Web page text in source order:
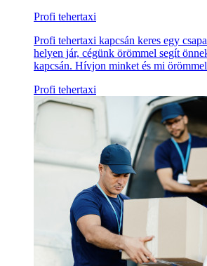
Profi tehertaxi
Profi tehertaxi kapcsán keres egy
helyen jár, cégünk örömmel segít
kapcsán. Hívjon minket és mi
Profi tehertaxi